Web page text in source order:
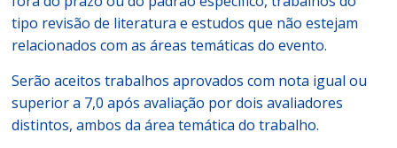
tipo revisão de literatura e estudos que não estejam
relacionados com as áreas temáticas do evento.
Serão aceitos trabalhos aprovados com nota igual ou
superior a 7,0 após avaliação por dois avaliadores
distintos, ambos da área temática do trabalho.